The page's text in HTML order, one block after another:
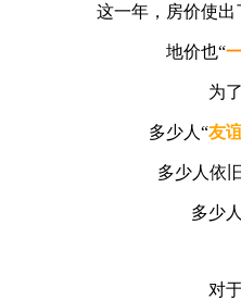
这一年，房价使出
地价也“
为
多少人“友
多少人依
多少人
对